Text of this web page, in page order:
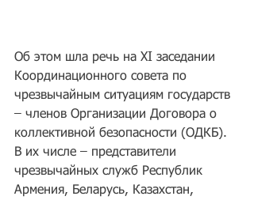
Об этом шла речь на XI заседании
Координационного совета по
чрезвычайным ситуациям государств
– членов Организации Договора о
коллективной безопасности (ОДКБ).
В их числе – представители
чрезвычайных служб Республик
Армения, Беларусь, Казахстан,